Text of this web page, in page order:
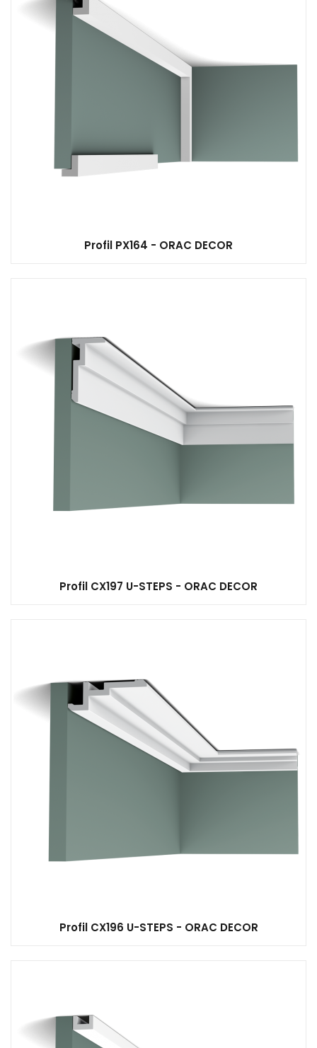
Profil PX164 - ORAC DECOR
Profil CX197 U-STEPS - ORAC DECOR
Profil CX196 U-STEPS - ORAC DECOR